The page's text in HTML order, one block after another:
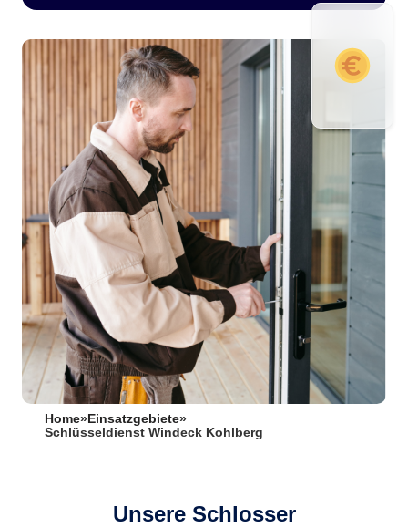
Home» Einsatzgebiete»
Schlüsseldienst Windeck Kohlberg
Unsere Schlosser